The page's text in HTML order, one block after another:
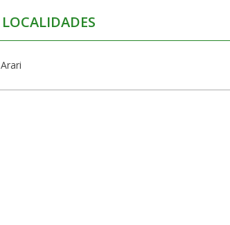
LOCALIDADES
Arari